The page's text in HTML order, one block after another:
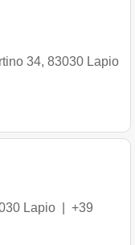
34, 83030 Lapio
Lapio
+39